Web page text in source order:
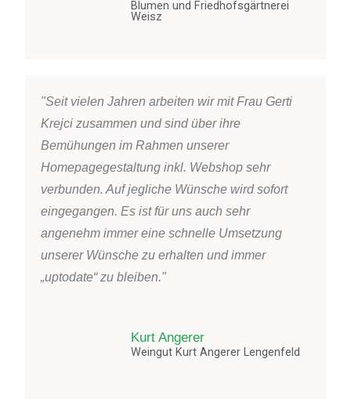
Blumen und Friedhofsgärtnerei
Weisz
"Seit vielen Jahren arbeiten wir mit Frau Gerti
Krejci zusammen und sind über ihre
Bemühungen im Rahmen unserer
Homepagegestaltung inkl. Webshop sehr
verbunden. Auf jegliche Wünsche wird sofort
eingegangen. Es ist für uns auch sehr
angenehm immer eine schnelle Umsetzung
unserer Wünsche zu erhalten und immer
„uptodate“ zu bleiben."
Kurt Angerer
Weingut Kurt Angerer Lengenfeld